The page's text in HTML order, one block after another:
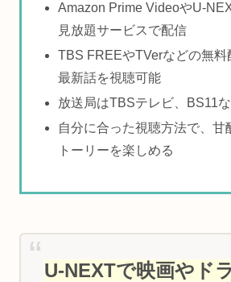
Amazon Prime VideoやU-
見放題サービスで配信
TBS FREEやTVerなどの無料
最新話を視聴可能
放送局はTBSテレビ、BS11
自分に合った視聴方法で、甘
トーリーを楽しめる
U-NEXTで映画やド